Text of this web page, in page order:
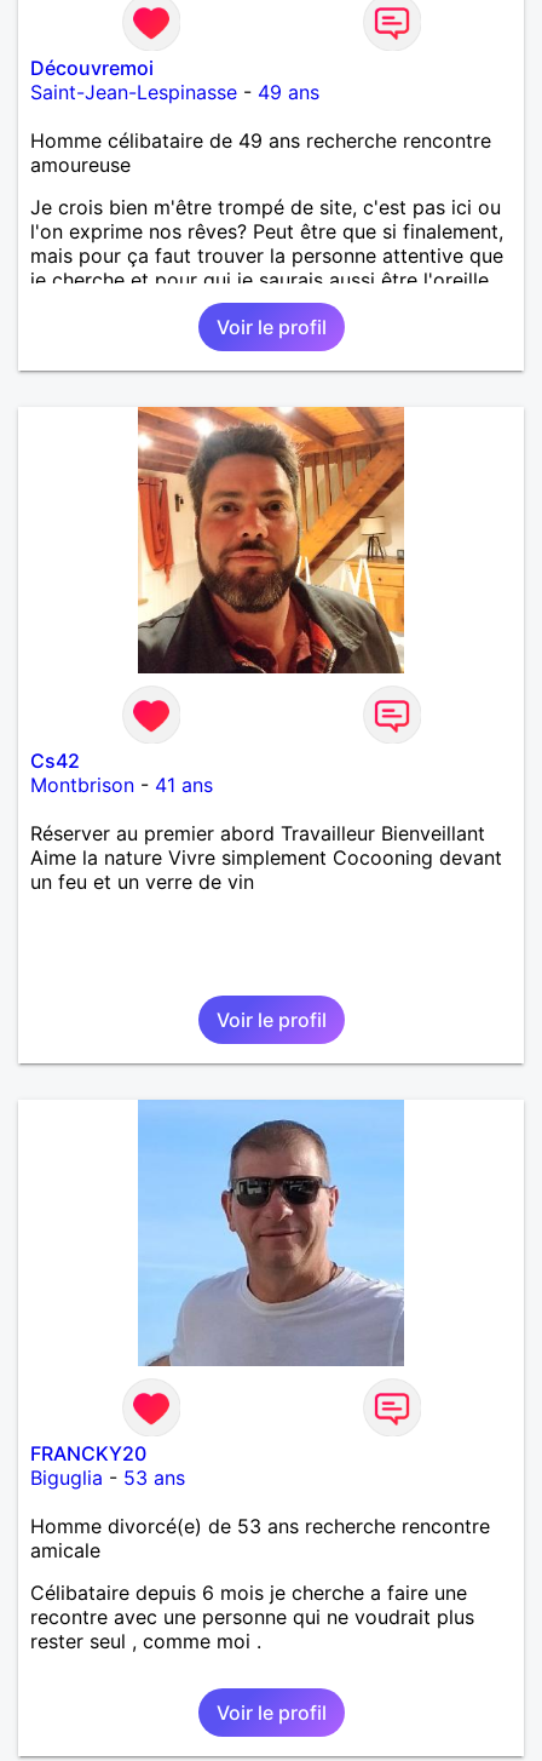
Découvremoi
Saint-Jean-Lespinasse - 49 ans
Homme célibataire de 49 ans recherche rencontre
amoureuse
Je crois bien m'être trompé de site, c'est pas ici ou
l'on exprime nos rêves? Peut être que si finalement,
mais pour ça faut trouver la personne attentive que
je cherche et pour qui je saurais aussi être l'oreille,
l'homme doux et généreux, imaginatif et qui la fera
sourire et redonner de la confiance en l'amour
Voir le profil
Cs42
Montbrison - 41 ans
Réserver au premier abord Travailleur Bienveillant
Aime la nature Vivre simplement Cocooning devant
un feu et un verre de vin
Voir le profil
FRANCKY20
Biguglia - 53 ans
Homme divorcé(e) de 53 ans recherche rencontre
amicale
Célibataire depuis 6 mois je cherche a faire une
recontre avec une personne qui ne voudrait plus
rester seul , comme moi .
Voir le profil